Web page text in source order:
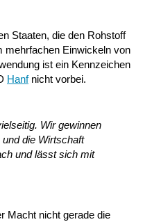
Staaten, die den Rohstoff
mehrfachen Einwickeln von
ist ein Kennzeichen
Hanfnicht vorbei.
Wir gewinnen
die Wirtschaft
und lässt sich mit
Macht nicht gerade die